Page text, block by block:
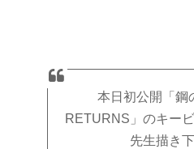
本日初公開「鋼
RETURNS」のキー
先生描き下